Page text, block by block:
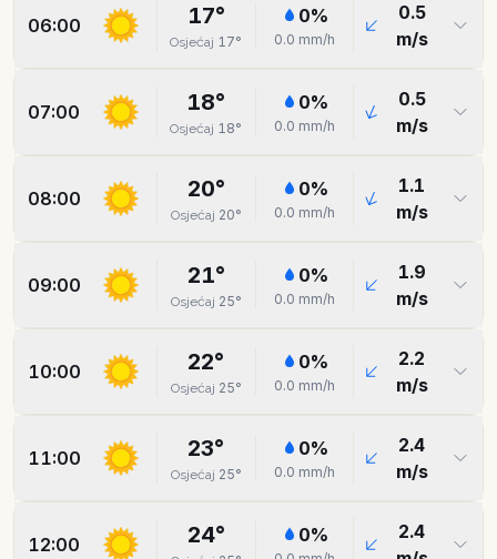
06:00 17°
Osjećaj 17°
0%
0.0 mm/h
0.5
m/s
07:00 18°
Osjećaj 18°
0%
0.0 mm/h
0.5
m/s
08:00 20°
Osjećaj 20°
0%
0.0 mm/h
1.1
m/s
09:00 21°
Osjećaj 25°
0%
0.0 mm/h
1.9
m/s
10:00 22°
Osjećaj 25°
0%
0.0 mm/h
2.2
m/s
11:00 23°
Osjećaj 25°
0%
0.0 mm/h
2.4
m/s
12:00 24° 0%
2.4